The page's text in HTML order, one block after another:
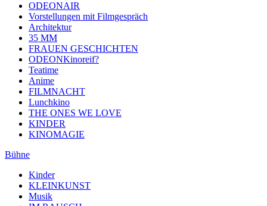
ODEONAIR
Vorstellungen mit Filmgespräch
Architektur
35 MM
FRAUEN GESCHICHTEN
ODEONKinoreif?
Teatime
Anime
FILMNACHT
Lunchkino
THE ONES WE LOVE
KINDER
KINOMAGIE
Bühne
Kinder
KLEINKUNST
Musik